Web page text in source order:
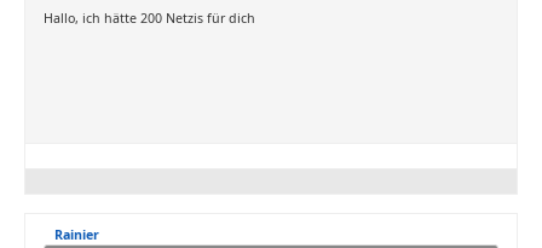
Hallo, ich hätte 200 Netzis für dich
Rainier